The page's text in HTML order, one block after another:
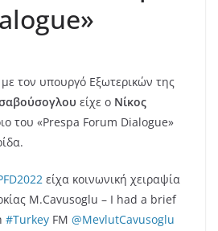
τον υπουργό Εξωτερικών της
είχε ο Νίκος
του «Prespa Forum Dialogue»
είχα κοινωνική χειραψία
M.Cavusoglu – I had a brief
#Turkey FM @MevlutCavusoglu